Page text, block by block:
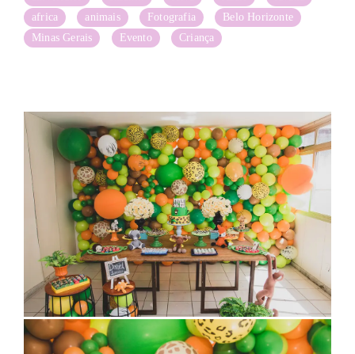
africa
animais Fotografia
Belo Horizonte
Minas Gerais
Evento Criança